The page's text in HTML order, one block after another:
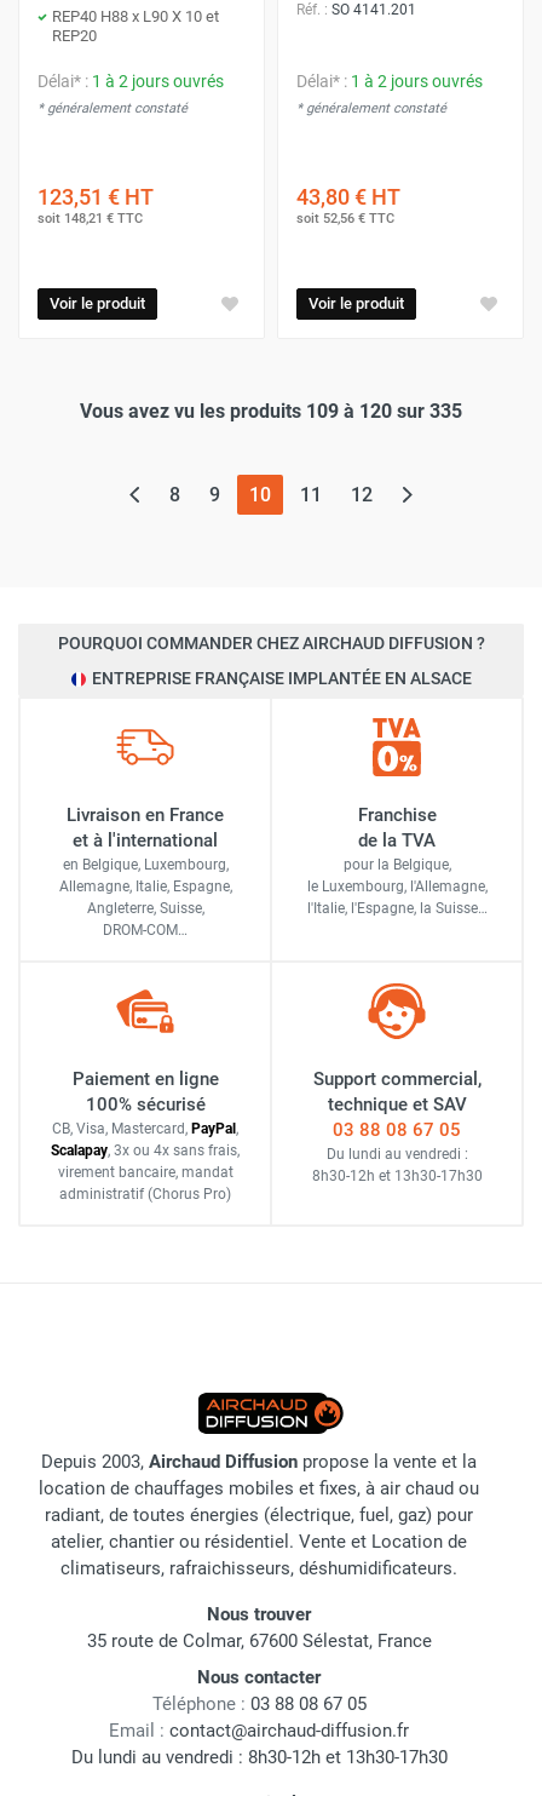
REP40 H88 x L90 X 10 et
REP20
Délai* : 1 à 2 jours ouvrés
* généralement constaté
123,51 € HT
soit 148,21 € TTC
Voir le produit
Réf. : SO 4141.201
Délai* : 1 à 2 jours ouvrés
* généralement constaté
43,80 € HT
soit 52,56 € TTC
Voir le produit
Vous avez vu les produits 109 à 120 sur 335
8 9 10(page actuelle)
11 12
POURQUOI COMMANDER CHEZ AIRCHAUD DIFFUSION ?
ENTREPRISE FRANÇAISE IMPLANTÉE EN ALSACE
Livraison en France
et à l'international
en Belgique, Luxembourg,
Allemagne, Italie, Espagne,
Angleterre, Suisse,
DROM-COM…
Franchise
de la TVA
pour la Belgique,
le Luxembourg, l'Allemagne,
l'Italie, l'Espagne, la Suisse…
Paiement en ligne
100% sécurisé
CB, Visa, Mastercard, PayPal ,
Scalapay, 3x ou 4x sans frais,
virement bancaire, mandat
administratif (Chorus Pro)
Support commercial,
technique et SAV
03 88 08 67 05
Du lundi au vendredi :
8h30-12h et 13h30-17h30
Depuis 2003, Airchaud Diffusion propose la vente et la
location de chauffages mobiles et fixes, à air chaud ou
radiant, de toutes énergies (électrique, fuel, gaz) pour
atelier, chantier ou résidentiel. Vente et Location de
climatiseurs, rafraichisseurs, déshumidificateurs.
Nous trouver
35 route de Colmar, 67600 Sélestat, France
Nous contacter
Téléphone : 03 88 08 67 05
Email : contact@airchaud-diffusion.fr
Du lundi au vendredi : 8h30-12h et 13h30-17h30